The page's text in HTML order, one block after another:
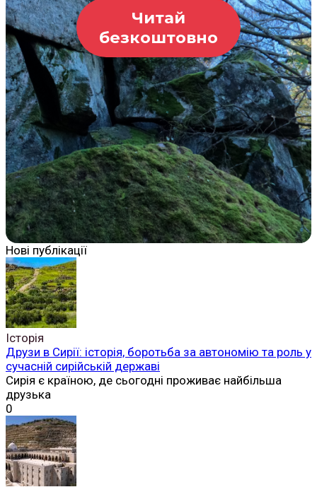
Читай
безкоштовно
Нові публікації
Історія
Друзи в Сирії: історія, боротьба за автономію та роль у
сучасній сирійській державі
Сирія є країною, де сьогодні проживає найбільша
друзька
0